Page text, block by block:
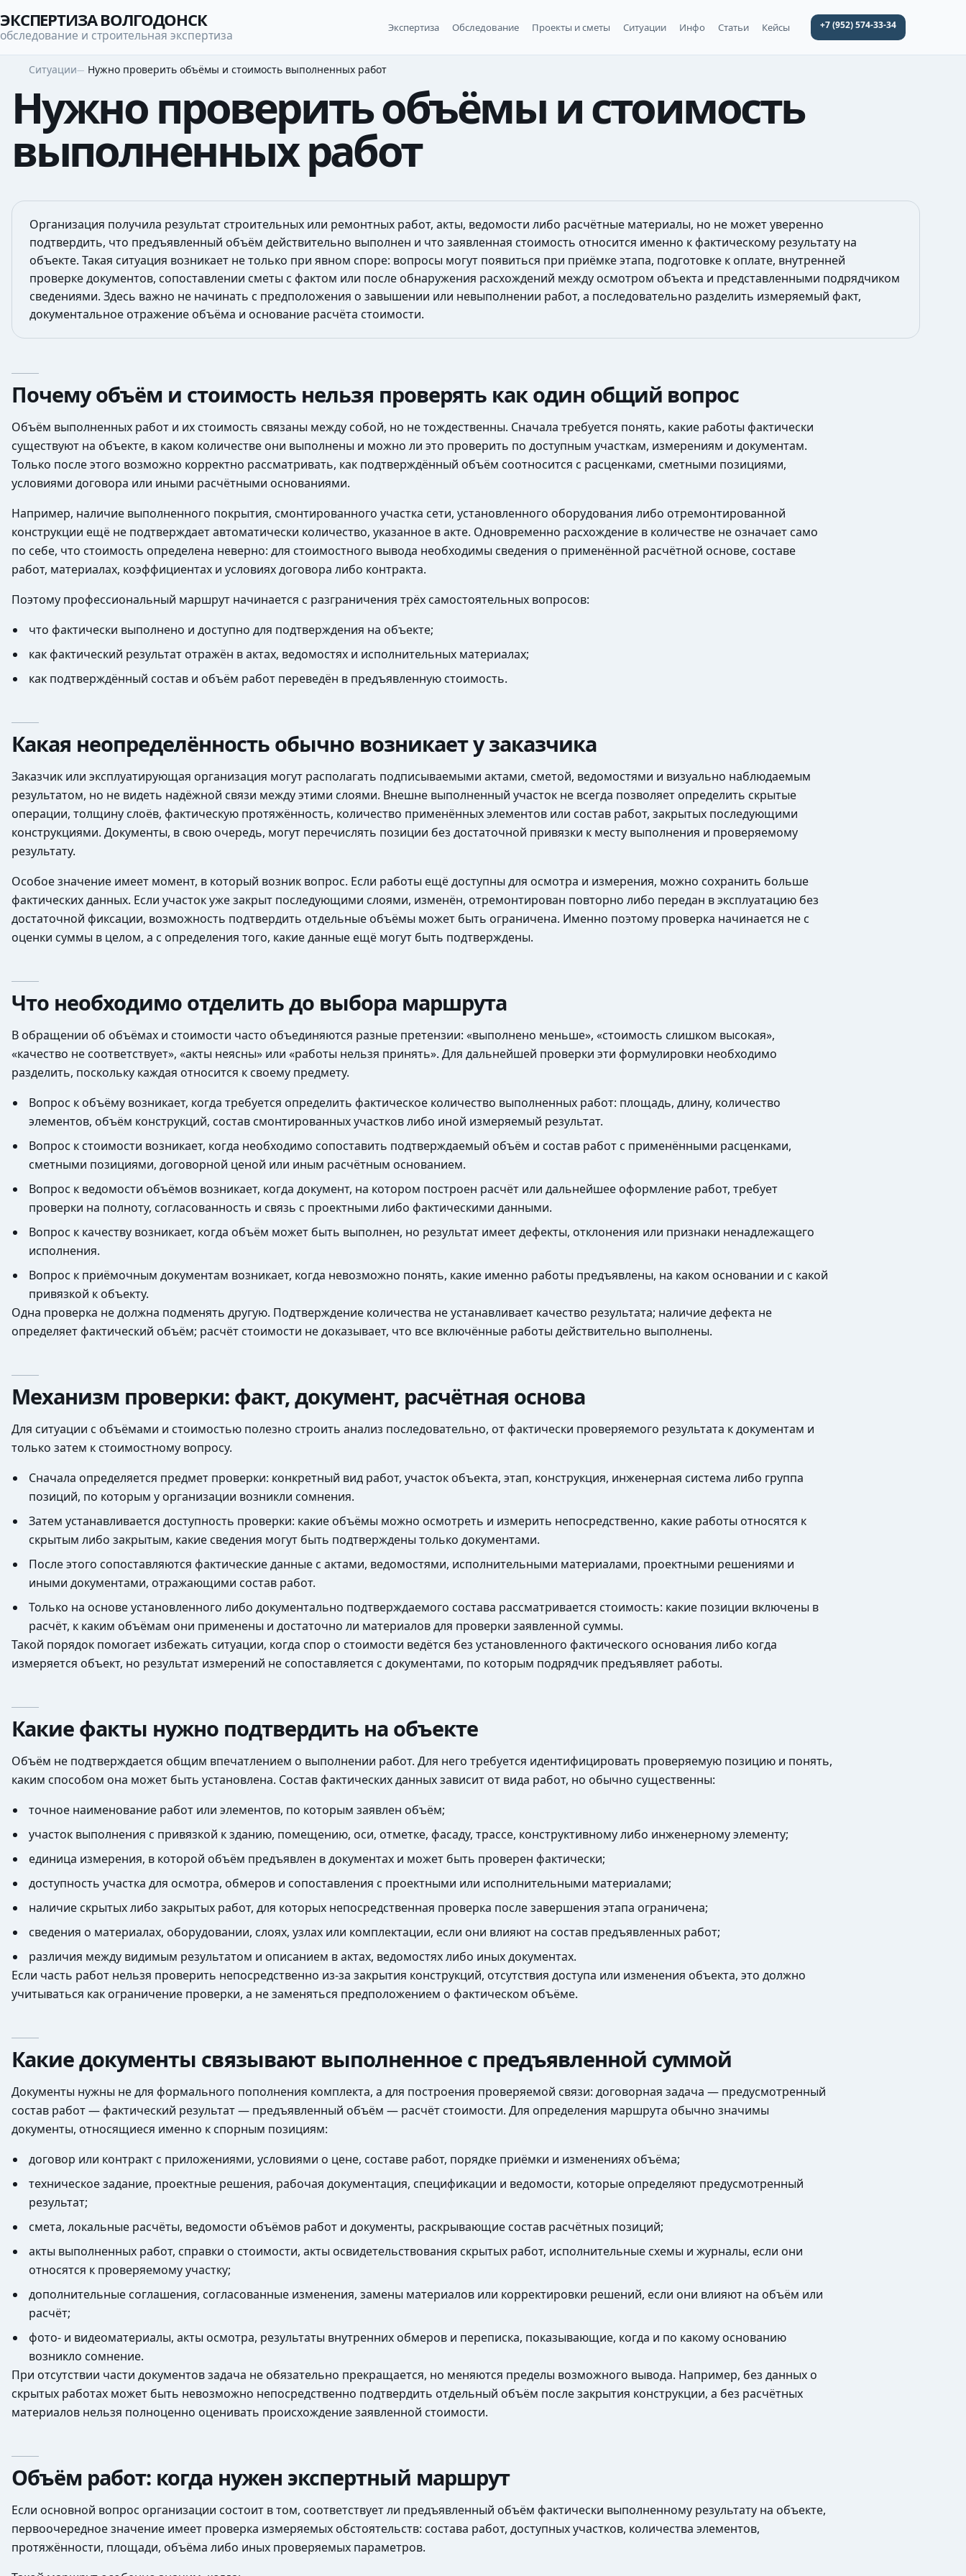
ЭКСПЕРТИЗА ВОЛГОДОНСК
обследование и строительная экспертиза
Экспертиза Обследование Проекты и сметы Ситуации Инфо Статьи Кейсы +7 (952) 574-33-34
Ситуации Нужно проверить объёмы и стоимость выполненных работ
Нужно проверить объёмы и стоимость
выполненных работ
Организация получила результат строительных или ремонтных работ, акты, ведомости либо расчётные материалы, но не может уверенно
подтвердить, что предъявленный объём действительно выполнен и что заявленная стоимость относится именно к фактическому результату на
объекте. Такая ситуация возникает не только при явном споре: вопросы могут появиться при приёмке этапа, подготовке к оплате, внутренней
проверке документов, сопоставлении сметы с фактом или после обнаружения расхождений между осмотром объекта и представленными подрядчиком
сведениями. Здесь важно не начинать с предположения о завышении или невыполнении работ, а последовательно разделить измеряемый факт,
документальное отражение объёма и основание расчёта стоимости.
Почему объём и стоимость нельзя проверять как один общий вопрос
Объём выполненных работ и их стоимость связаны между собой, но не тождественны. Сначала требуется понять, какие работы фактически
существуют на объекте, в каком количестве они выполнены и можно ли это проверить по доступным участкам, измерениям и документам.
Только после этого возможно корректно рассматривать, как подтверждённый объём соотносится с расценками, сметными позициями,
условиями договора или иными расчётными основаниями.
Например, наличие выполненного покрытия, смонтированного участка сети, установленного оборудования либо отремонтированной
конструкции ещё не подтверждает автоматически количество, указанное в акте. Одновременно расхождение в количестве не означает само
по себе, что стоимость определена неверно: для стоимостного вывода необходимы сведения о применённой расчётной основе, составе
работ, материалах, коэффициентах и условиях договора либо контракта.
Поэтому профессиональный маршрут начинается с разграничения трёх самостоятельных вопросов:
что фактически выполнено и доступно для подтверждения на объекте;
как фактический результат отражён в актах, ведомостях и исполнительных материалах;
как подтверждённый состав и объём работ переведён в предъявленную стоимость.
Какая неопределённость обычно возникает у заказчика
Заказчик или эксплуатирующая организация могут располагать подписываемыми актами, сметой, ведомостями и визуально наблюдаемым
результатом, но не видеть надёжной связи между этими слоями. Внешне выполненный участок не всегда позволяет определить скрытые
операции, толщину слоёв, фактическую протяжённость, количество применённых элементов или состав работ, закрытых последующими
конструкциями. Документы, в свою очередь, могут перечислять позиции без достаточной привязки к месту выполнения и проверяемому
результату.
Особое значение имеет момент, в который возник вопрос. Если работы ещё доступны для осмотра и измерения, можно сохранить больше
фактических данных. Если участок уже закрыт последующими слоями, изменён, отремонтирован повторно либо передан в эксплуатацию без
достаточной фиксации, возможность подтвердить отдельные объёмы может быть ограничена. Именно поэтому проверка начинается не с
оценки суммы в целом, а с определения того, какие данные ещё могут быть подтверждены.
Что необходимо отделить до выбора маршрута
В обращении об объёмах и стоимости часто объединяются разные претензии: «выполнено меньше», «стоимость слишком высокая»,
«качество не соответствует», «акты неясны» или «работы нельзя принять». Для дальнейшей проверки эти формулировки необходимо
разделить, поскольку каждая относится к своему предмету.
Вопрос к объёму возникает, когда требуется определить фактическое количество выполненных работ: площадь, длину, количество
элементов, объём конструкций, состав смонтированных участков либо иной измеряемый результат.
Вопрос к стоимости возникает, когда необходимо сопоставить подтверждаемый объём и состав работ с применёнными расценками,
сметными позициями, договорной ценой или иным расчётным основанием.
Вопрос к ведомости объёмов возникает, когда документ, на котором построен расчёт или дальнейшее оформление работ, требует
проверки на полноту, согласованность и связь с проектными либо фактическими данными.
Вопрос к качеству возникает, когда объём может быть выполнен, но результат имеет дефекты, отклонения или признаки ненадлежащего
исполнения.
Вопрос к приёмочным документам возникает, когда невозможно понять, какие именно работы предъявлены, на каком основании и с какой
привязкой к объекту.
Одна проверка не должна подменять другую. Подтверждение количества не устанавливает качество результата; наличие дефекта не
определяет фактический объём; расчёт стоимости не доказывает, что все включённые работы действительно выполнены.
Механизм проверки: факт, документ, расчётная основа
Для ситуации с объёмами и стоимостью полезно строить анализ последовательно, от фактически проверяемого результата к документам и
только затем к стоимостному вопросу.
Сначала определяется предмет проверки: конкретный вид работ, участок объекта, этап, конструкция, инженерная система либо группа
позиций, по которым у организации возникли сомнения.
Затем устанавливается доступность проверки: какие объёмы можно осмотреть и измерить непосредственно, какие работы относятся к
скрытым либо закрытым, какие сведения могут быть подтверждены только документами.
После этого сопоставляются фактические данные с актами, ведомостями, исполнительными материалами, проектными решениями и
иными документами, отражающими состав работ.
Только на основе установленного либо документально подтверждаемого состава рассматривается стоимость: какие позиции включены в
расчёт, к каким объёмам они применены и достаточно ли материалов для проверки заявленной суммы.
Такой порядок помогает избежать ситуации, когда спор о стоимости ведётся без установленного фактического основания либо когда
измеряется объект, но результат измерений не сопоставляется с документами, по которым подрядчик предъявляет работы.
Какие факты нужно подтвердить на объекте
Объём не подтверждается общим впечатлением о выполнении работ. Для него требуется идентифицировать проверяемую позицию и понять,
каким способом она может быть установлена. Состав фактических данных зависит от вида работ, но обычно существенны:
точное наименование работ или элементов, по которым заявлен объём;
участок выполнения с привязкой к зданию, помещению, оси, отметке, фасаду, трассе, конструктивному либо инженерному элементу;
единица измерения, в которой объём предъявлен в документах и может быть проверен фактически;
доступность участка для осмотра, обмеров и сопоставления с проектными или исполнительными материалами;
наличие скрытых либо закрытых работ, для которых непосредственная проверка после завершения этапа ограничена;
сведения о материалах, оборудовании, слоях, узлах или комплектации, если они влияют на состав предъявленных работ;
различия между видимым результатом и описанием в актах, ведомостях либо иных документах.
Если часть работ нельзя проверить непосредственно из-за закрытия конструкций, отсутствия доступа или изменения объекта, это должно
учитываться как ограничение проверки, а не заменяться предположением о фактическом объёме.
Какие документы связывают выполненное с предъявленной суммой
Документы нужны не для формального пополнения комплекта, а для построения проверяемой связи: договорная задача — предусмотренный
состав работ — фактический результат — предъявленный объём — расчёт стоимости. Для определения маршрута обычно значимы
документы, относящиеся именно к спорным позициям:
договор или контракт с приложениями, условиями о цене, составе работ, порядке приёмки и изменениях объёма;
техническое задание, проектные решения, рабочая документация, спецификации и ведомости, которые определяют предусмотренный
результат;
смета, локальные расчёты, ведомости объёмов работ и документы, раскрывающие состав расчётных позиций;
акты выполненных работ, справки о стоимости, акты освидетельствования скрытых работ, исполнительные схемы и журналы, если они
относятся к проверяемому участку;
дополнительные соглашения, согласованные изменения, замены материалов или корректировки решений, если они влияют на объём или
расчёт;
фото- и видеоматериалы, акты осмотра, результаты внутренних обмеров и переписка, показывающие, когда и по какому основанию
возникло сомнение.
При отсутствии части документов задача не обязательно прекращается, но меняются пределы возможного вывода. Например, без данных о
скрытых работах может быть невозможно непосредственно подтвердить отдельный объём после закрытия конструкции, а без расчётных
материалов нельзя полноценно оценивать происхождение заявленной стоимости.
Объём работ: когда нужен экспертный маршрут
Если основной вопрос организации состоит в том, соответствует ли предъявленный объём фактически выполненному результату на объекте,
первоочередное значение имеет проверка измеряемых обстоятельств: состава работ, доступных участков, количества элементов,
протяжённости, площади, объёма либо иных проверяемых параметров.